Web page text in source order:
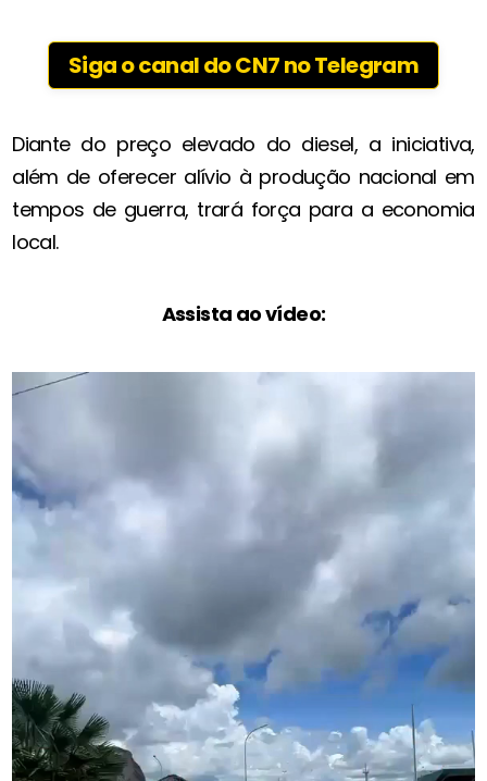
Siga o canal do CN7 no Telegram
Diante do preço elevado do diesel, a iniciativa,
além de oferecer alívio à produção nacional em
tempos de guerra, trará força para a economia
local.
Assista ao vídeo: